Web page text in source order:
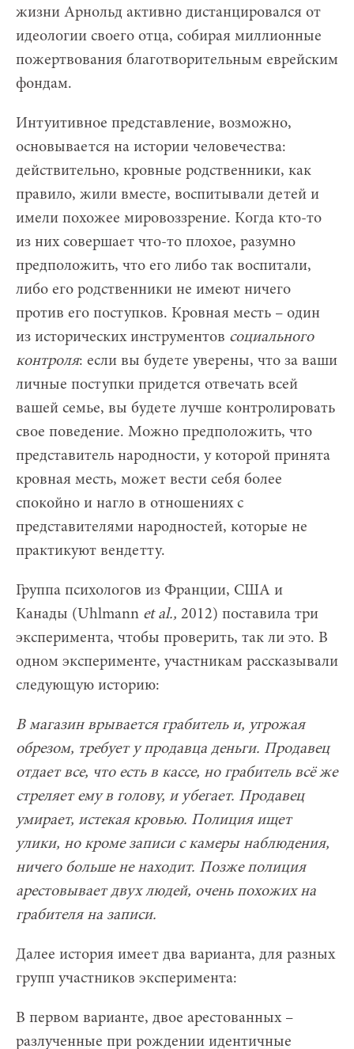
жизни Арнольд активно дистанцировался от
идеологии своего отца, собирая миллионные
пожертвования благотворительным еврейским
фондам.
Интуитивное представление, возможно,
основывается на истории человечества:
действительно, кровные родственники, как
правило, жили вместе, воспитывали детей и
имели похожее мировоззрение. Когда кто-то
из них совершает что-то плохое, разумно
предположить, что его либо так воспитали,
либо его родственники не имеют ничего
против его поступков. Кровная месть – один
из исторических инструментов социального
контроля: если вы будете уверены, что за ваши
личные поступки придется отвечать всей
вашей семье, вы будете лучше контролировать
свое поведение. Можно предположить, что
представитель народности, у которой принята
кровная месть, может вести себя более
спокойно и нагло в отношениях с
представителями народностей, которые не
практикуют вендетту.
Группа психологов из Франции, США и
Канады (Uhlmann et al., 2012) поставила три
эксперимента, чтобы проверить, так ли это. В
одном эксперименте, участникам рассказывали
следующую историю:
В магазин врывается грабитель и, угрожая
обрезом, требует у продавца деньги. Продавец
отдает все, что есть в кассе, но грабитель всё же
стреляет ему в голову, и убегает. Продавец
умирает, истекая кровью. Полиция ищет
улики, но кроме записи с камеры наблюдения,
ничего больше не находит. Позже полиция
арестовывает двух людей, очень похожих на
грабителя на записи.
Далее история имеет два варианта, для разных
групп участников эксперимента:
В первом варианте, двое арестованных –
разлученные при рождении идентичные